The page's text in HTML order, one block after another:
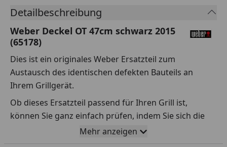
Detailbeschreibung
Weber Deckel OT 47cm schwarz 2015
(65178)
Dies ist ein originales Weber Ersatzteil zum
Austausch des identischen defekten Bauteils an
Ihrem Grillgerät.
Ob dieses Ersatzteil passend für Ihren Grill ist,
können Sie ganz einfach prüfen, indem Sie sich die
Explosionszeichnung Ihres Grills anschauen und dort
das betreffende Teil heraussuchen.
Mehr anzeigen